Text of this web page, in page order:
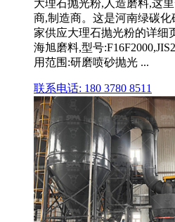
大理石抛光粉,人造磨料,这
商,制造商。这是河南绿碳
家供应大理石抛光粉的详细
海旭磨料,型号
用范围:研磨喷砂抛光 ...
联系电话: 180 3780 8511